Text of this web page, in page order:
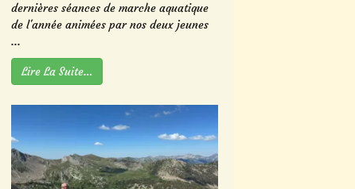
dernières séances de marche aquatique
de l'année animées par nos deux jeunes
...
Lire La Suite…